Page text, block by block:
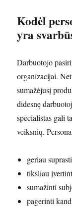
Kodėl
yra
Darbuotojo
organizacijai.
sumažėjusį
didesnę
specialistas gali
veiksnių.
geriau
tiksliau
sumažinti
pagerinti